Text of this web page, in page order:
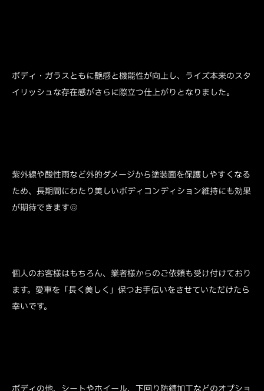
ボディ・ガラスともに艶感と機能性が向上し、ライズ本来のスタ
イリッシュな存在感がさらに際立つ仕上がりとなりました。
紫外線や酸性雨など外的ダメージから塗装面を保護しやすくなる
ため、長期間にわたり美しいボディコンディション維持にも効果
が期待できます◎
個人のお客様はもちろん、業者様からのご依頼も受け付けており
ます。愛車を「長く美しく」保つお手伝いをさせていただけたら
幸いです。
ボディの他、シートやホイール、下回り防錆加工などのオプショ